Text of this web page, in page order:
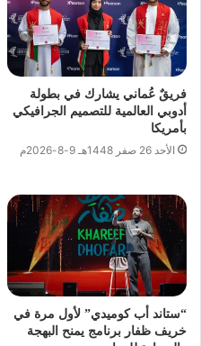
فريقٌ عُماني يشارك في بطولة
أدوبي العالمية للتصميم الجرافيكي
بأمريكا
الأحد 26 صفر 1448هـ 9-8-2026م
“ستاند أب كوميدي” لأول مرة في
خريف ظفار برنامج يمنح البهجة